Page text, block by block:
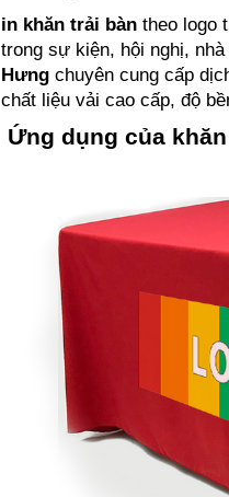
in khăn trải bàn theo logo
trong sự kiện, hội nghị,
Hưng chuyên cung cấp
chất liệu vải cao cấp, độ
Ứng dụng của